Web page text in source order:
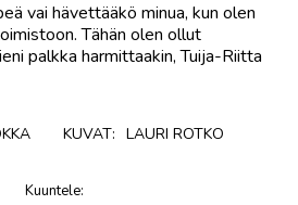
vai hävettääkö minua, kun olen
Tähän olen ollut
palkka harmittaakin, Tuija-Riitta
KUVAT: LAURI ROTKO
Kuuntele: